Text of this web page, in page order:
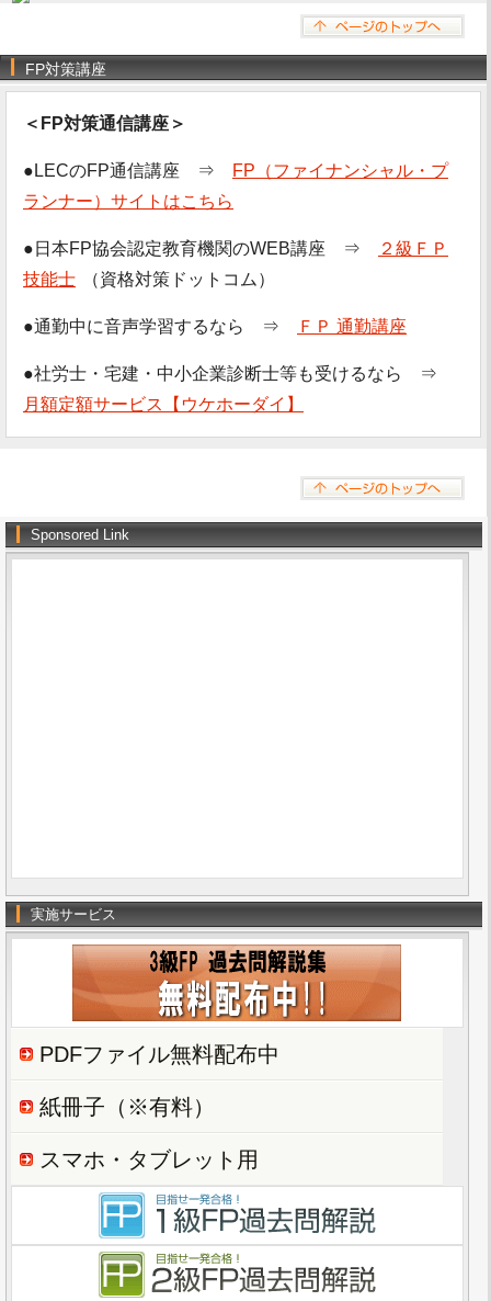
FP対策講座
＜FP対策通信講座＞
●LECのFP通信講座 ⇒
FP（ファイナンシャル・プ
ランナー）サイトはこちら
●日本FP協会認定教育機関のWEB講座 ⇒
２級ＦＰ
技能士
（資格対策ドットコム）
●通勤中に音声学習するなら ⇒ ＦＰ 通勤講座
●社労士・宅建・中小企業診断士等も受けるなら ⇒
月額定額サービス【ウケホーダイ】
Sponsored Link
実施サービス
PDFファイル無料配布中
紙冊子（※有料）
スマホ・タブレット用